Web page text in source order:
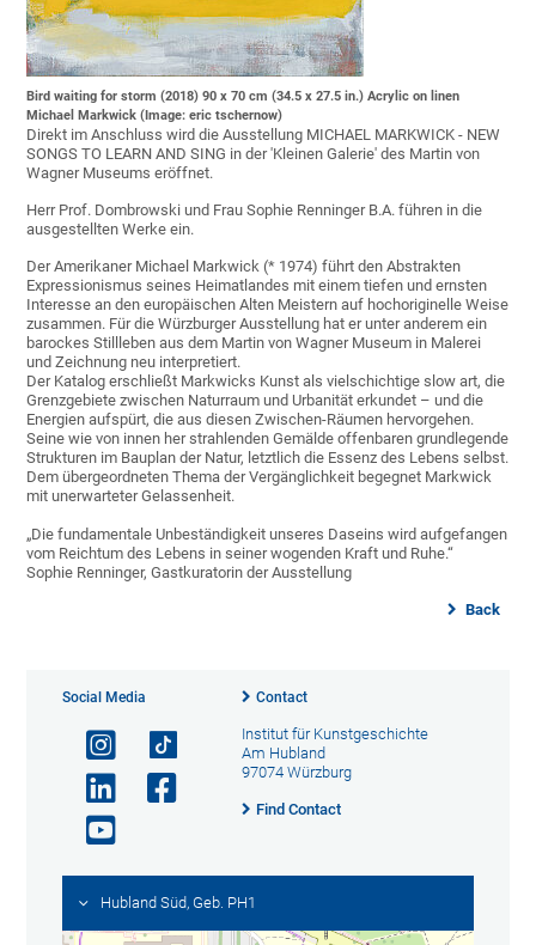
Bird waiting for storm (2018) 90 x 70 cm (34.5 x 27.5 in.) Acrylic on linen
Michael Markwick (Image: eric tschernow)
Direkt im Anschluss wird die Ausstellung MICHAEL MARKWICK - NEW
SONGS TO LEARN AND SING in der 'Kleinen Galerie' des Martin von
Wagner Museums eröffnet.
Herr Prof. Dombrowski und Frau Sophie Renninger B.A. führen in die
ausgestellten Werke ein.
Der Amerikaner Michael Markwick (* 1974) führt den Abstrakten
Expressionismus seines Heimatlandes mit einem tiefen und ernsten
Interesse an den europäischen Alten Meistern auf hochoriginelle Weise
zusammen. Für die Würzburger Ausstellung hat er unter anderem ein
barockes Stillleben aus dem Martin von Wagner Museum in Malerei
und Zeichnung neu interpretiert.
Der Katalog erschließt Markwicks Kunst als vielschichtige slow art, die
Grenzgebiete zwischen Naturraum und Urbanität erkundet – und die
Energien aufspürt, die aus diesen Zwischen-Räumen hervorgehen.
Seine wie von innen her strahlenden Gemälde offenbaren grundlegende
Strukturen im Bauplan der Natur, letztlich die Essenz des Lebens selbst.
Dem übergeordneten Thema der Vergänglichkeit begegnet Markwick
mit unerwarteter Gelassenheit.
„Die fundamentale Unbeständigkeit unseres Daseins wird aufgefangen
vom Reichtum des Lebens in seiner wogenden Kraft und Ruhe.“
Sophie Renninger, Gastkuratorin der Ausstellung
Back
Social Media Contact
Institut für Kunstgeschichte
Am Hubland
97074 Würzburg
Find Contact
Hubland Süd, Geb. PH1